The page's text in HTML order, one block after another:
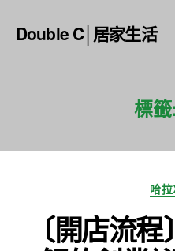
Double C│居家生活
標籤:
哈
〔開店流